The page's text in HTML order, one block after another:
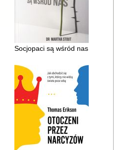
relacji, naucz się stawiać
Socjopaci są wśród nas :